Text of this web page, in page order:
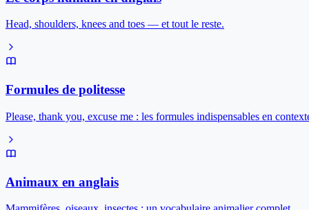
Head, shoulders, knees and toes — et tout le reste.
Formules de politesse
Please, thank you, excuse me : les formules indispensables en
Animaux en anglais